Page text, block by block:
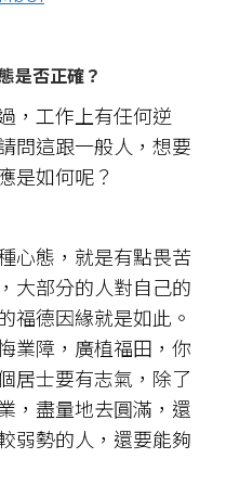
是否正確？
，工作上有任何逆
問這跟一般人，想要
是如何呢？
心態，就是有點畏苦
大部分的人對自己的
福德因緣就是如此。
業障，廣植福田，你
居士要有志氣，除了
，盡量地去圓滿，還
弱勢的人，還要能夠